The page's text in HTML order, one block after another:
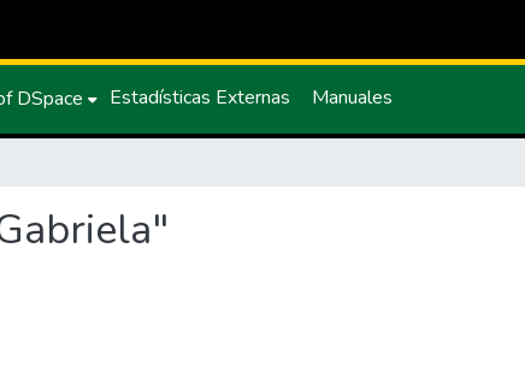
DSpace Estadísticas Externas Manuales